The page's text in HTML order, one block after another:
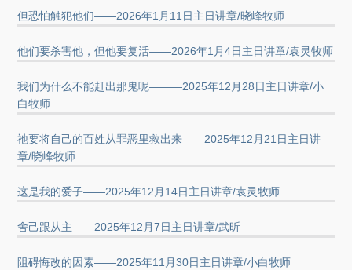
但恐怕触犯他们——2026年1月11日主日讲章/晓峰牧师
他们要杀害他，但他要复活——2026年1月4日主日讲章/袁灵牧师
我们为什么不能赶出那鬼呢———2025年12月28日主日讲章/小
白牧师
祂要将自己的百姓从罪恶里救出来——2025年12月21日主日讲
章/晓峰牧师
这是我的爱子——2025年12月14日主日讲章/袁灵牧师
舍己跟从主——2025年12月7日主日讲章/武昕
阻碍悔改的因素——2025年11月30日主日讲章/小白牧师